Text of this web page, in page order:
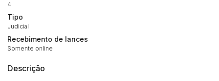
4
Tipo
Judicial
Recebimento de lances
Somente online
Descrição